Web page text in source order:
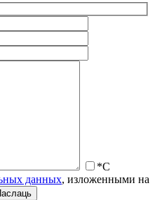
*С
данных, изложенными на